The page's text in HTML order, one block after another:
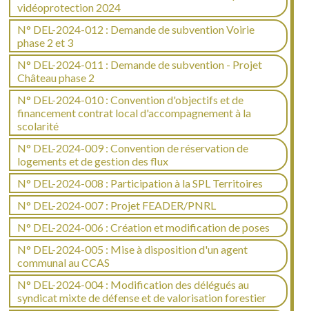
vidéoprotection 2024
N° DEL-2024-012 : Demande de subvention Voirie
phase 2 et 3
N° DEL-2024-011 : Demande de subvention - Projet
Château phase 2
N° DEL-2024-010 : Convention d'objectifs et de
financement contrat local d'accompagnement à la
scolarité
N° DEL-2024-009 : Convention de réservation de
logements et de gestion des flux
N° DEL-2024-008 : Participation à la SPL Territoires
N° DEL-2024-007 : Projet FEADER/PNRL
N° DEL-2024-006 : Création et modification de poses
N° DEL-2024-005 : Mise à disposition d'un agent
communal au CCAS
N° DEL-2024-004 : Modification des délégués au
syndicat mixte de défense et de valorisation forestier